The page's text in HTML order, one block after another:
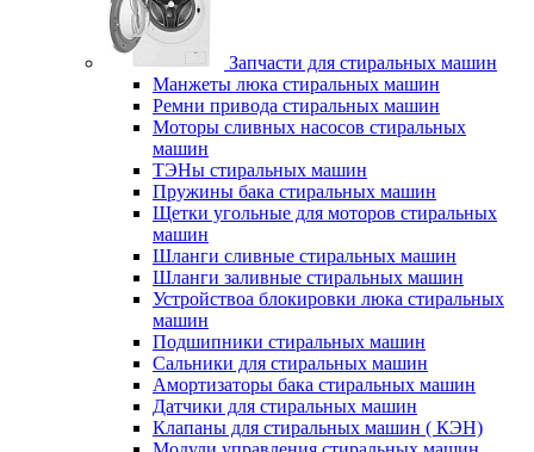
Запчасти для стиральных машин
Манжеты люка стиральных машин
Ремни привода стиральных машин
Моторы сливных насосов стиральных
машин
ТЭНы стиральных машин
Пружины бака стиральных машин
Щетки угольные для моторов стиральных
машин
Шланги сливные стиральных машин
Шланги заливные стиральных машин
Устройствоа блокировки люка стиральных
машин
Подшипники стиральных машин
Сальники для стиральных машин
Амортизаторы бака стиральных машин
Датчики для стиральных машин
Клапаны для стиральных машин ( КЭН)